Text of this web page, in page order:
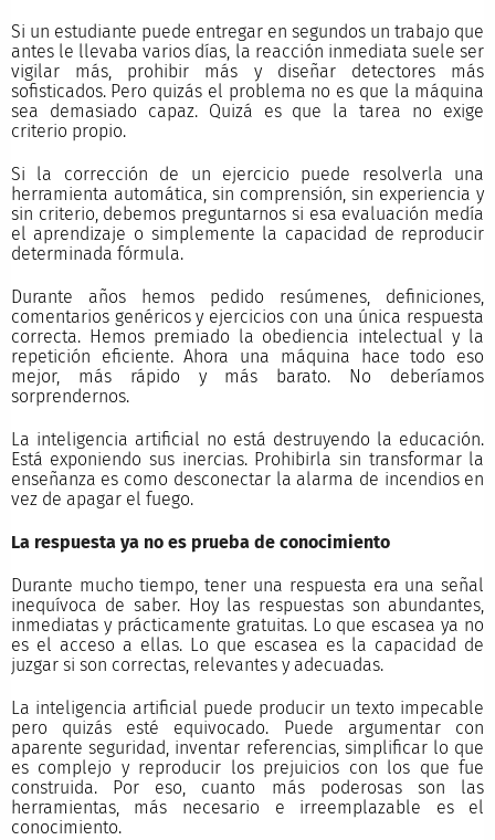
Si un estudiante puede entregar en segundos un trabajo que
antes le llevaba varios días, la reacción inmediata suele ser
vigilar más, prohibir más y diseñar detectores más
sofisticados. Pero quizás el problema no es que la máquina
sea demasiado capaz. Quizá es que la tarea no exige
criterio propio.
Si la corrección de un ejercicio puede resolverla una
herramienta automática, sin comprensión, sin experiencia y
sin criterio, debemos preguntarnos si esa evaluación medía
el aprendizaje o simplemente la capacidad de reproducir
determinada fórmula.
Durante años hemos pedido resúmenes, definiciones,
comentarios genéricos y ejercicios con una única respuesta
correcta. Hemos premiado la obediencia intelectual y la
repetición eficiente. Ahora una máquina hace todo eso
mejor, más rápido y más barato. No deberíamos
sorprendernos.
La inteligencia artificial no está destruyendo la educación.
Está exponiendo sus inercias. Prohibirla sin transformar la
enseñanza es como desconectar la alarma de incendios en
vez de apagar el fuego.
La respuesta ya no es prueba de conocimiento
Durante mucho tiempo, tener una respuesta era una señal
inequívoca de saber. Hoy las respuestas son abundantes,
inmediatas y prácticamente gratuitas. Lo que escasea ya no
es el acceso a ellas. Lo que escasea es la capacidad de
juzgar si son correctas, relevantes y adecuadas.
La inteligencia artificial puede producir un texto impecable
pero quizás esté equivocado. Puede argumentar con
aparente seguridad, inventar referencias, simplificar lo que
es complejo y reproducir los prejuicios con los que fue
construida. Por eso, cuanto más poderosas son las
herramientas, más necesario e irreemplazable es el
conocimiento.